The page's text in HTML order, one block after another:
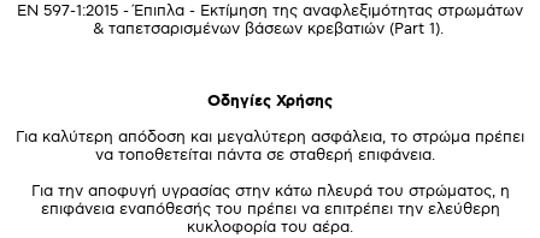
EN 597-1:2015 - Έπιπλα - Εκτίμηση της αναφλεξιμότητας στρωμάτων
& ταπετσαρισμένων βάσεων κρεβατιών (Part 1).
Οδηγίες Χρήσης
Για καλύτερη απόδοση και μεγαλύτερη ασφάλεια, το στρώμα πρέπει
να τοποθετείται πάντα σε σταθερή επιφάνεια.
Για την αποφυγή υγρασίας στην κάτω πλευρά του στρώματος, η
επιφάνεια εναπόθεσής του πρέπει να επιτρέπει την ελεύθερη
κυκλοφορία του αέρα.